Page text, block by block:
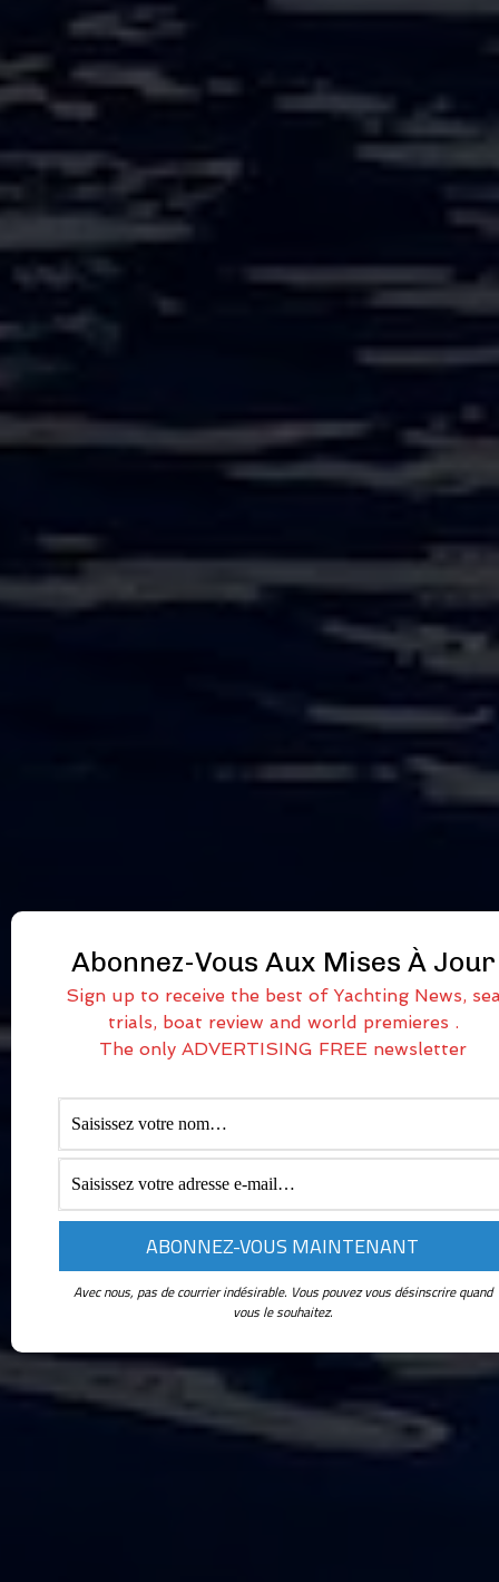
Abonnez-Vous Aux Mises À Jour
Sign up to receive the best of Yachting News,
trials, boat review and world premieres .
The only ADVERTISING FREE newsletter
Avec nous, pas de courrier indésirable. Vous pouvez vous désinscrire quand
vous le souhaitez.